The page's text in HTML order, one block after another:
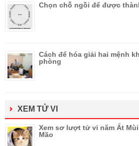
Chọn chỗ ngồi để được
Cách để hóa giải hai mệnh
phòng
XEM TỬ VI
Xem sơ lượt tử vi năm Ất
Mão